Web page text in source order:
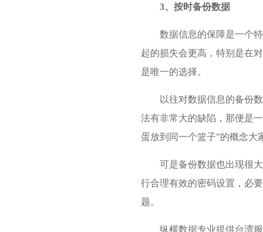
3、按时备份数据
数据信息的保障是一个
起的损失会更高，特别是在
是唯一的选择。
以往对数据信息的备份
法有非常大的缺陷，那便是
蛋放到同一个篮子”的概念大
可是备份数据也出现很
行合理有效的密码设置，必
题。
纵横数据专业提供台湾